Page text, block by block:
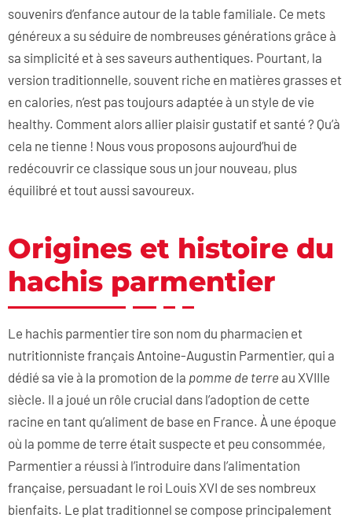
souvenirs d’enfance autour de la table familiale. Ce mets
généreux a su séduire de nombreuses générations grâce à
sa simplicité et à ses saveurs authentiques. Pourtant, la
version traditionnelle, souvent riche en matières grasses et
en calories, n’est pas toujours adaptée à un style de vie
healthy. Comment alors allier plaisir gustatif et santé ? Qu’à
cela ne tienne ! Nous vous proposons aujourd’hui de
redécouvrir ce classique sous un jour nouveau, plus
équilibré et tout aussi savoureux.
Origines et histoire du
hachis parmentier
Le hachis parmentier tire son nom du pharmacien et
nutritionniste français Antoine-Augustin Parmentier, qui a
dédié sa vie à la promotion de la pomme de terre au XVIIIe
siècle. Il a joué un rôle crucial dans l’adoption de cette
racine en tant qu’aliment de base en France. À une époque
où la pomme de terre était suspecte et peu consommée,
Parmentier a réussi à l’introduire dans l’alimentation
française, persuadant le roi Louis XVI de ses nombreux
bienfaits. Le plat traditionnel se compose principalement